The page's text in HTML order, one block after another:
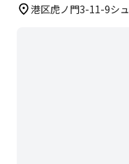
港区虎ノ門3-11-9シ